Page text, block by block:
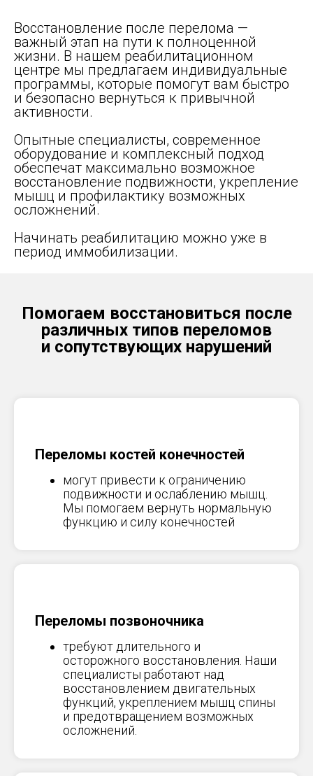
Восстановление после перелома —
важный этап на пути к полноценной
жизни. В нашем реабилитационном
центре мы предлагаем индивидуальные
программы, которые помогут вам быстро
и безопасно вернуться к привычной
активности.
Опытные специалисты, современное
оборудование и комплексный подход
обеспечат максимально возможное
восстановление подвижности, укрепление
мышц и профилактику возможных
осложнений.
Начинать реабилитацию можно уже в
период иммобилизации.
Помогаем восстановиться после
различных типов переломов
и сопутствующих нарушений
Переломы костей конечностей
могут привести к ограничению
подвижности и ослаблению мышц.
Мы помогаем вернуть нормальную
функцию и силу конечностей
Переломы позвоночника
требуют длительного и
осторожного восстановления. Наши
специалисты работают над
восстановлением двигательных
функций, укреплением мышц спины
и предотвращением возможных
осложнений.